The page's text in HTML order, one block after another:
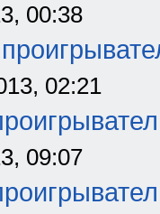
00:38
02:21
09:07